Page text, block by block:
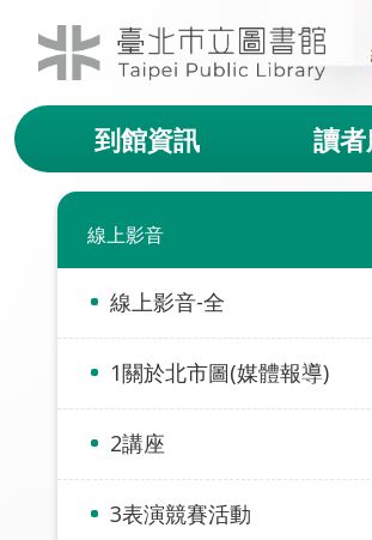
跳到主要內容區塊
到館資訊 讀
線上影音
線上影音-全
1關於北市圖(媒體報導)
2講座
3表演競賽活動